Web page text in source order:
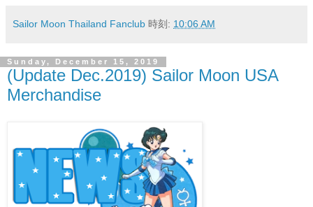
Sailor Moon Thailand Fanclub 時刻: 10:06 AM
Sunday, December 15, 2019
(Update Dec.2019) Sailor Moon USA
Merchandise